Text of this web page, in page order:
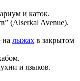
и каток.
(Alserkal Avenue).
на лыжах в закрытом
и языков.